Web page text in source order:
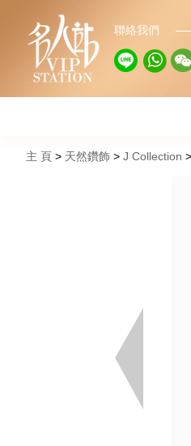
聯絡我們
主 頁 天然鑽飾 J Collection